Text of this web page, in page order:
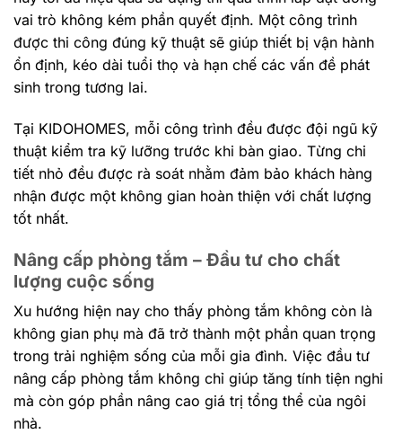
vai trò không kém phần quyết định. Một công trình
được thi công đúng kỹ thuật sẽ giúp thiết bị vận hành
ổn định, kéo dài tuổi thọ và hạn chế các vấn đề phát
sinh trong tương lai.
Tại KIDOHOMES, mỗi công trình đều được đội ngũ kỹ
thuật kiểm tra kỹ lưỡng trước khi bàn giao. Từng chi
tiết nhỏ đều được rà soát nhằm đảm bảo khách hàng
nhận được một không gian hoàn thiện với chất lượng
tốt nhất.
Nâng cấp phòng tắm – Đầu tư cho chất
lượng cuộc sống
Xu hướng hiện nay cho thấy phòng tắm không còn là
không gian phụ mà đã trở thành một phần quan trọng
trong trải nghiệm sống của mỗi gia đình. Việc đầu tư
nâng cấp phòng tắm không chỉ giúp tăng tính tiện nghi
mà còn góp phần nâng cao giá trị tổng thể của ngôi
nhà.